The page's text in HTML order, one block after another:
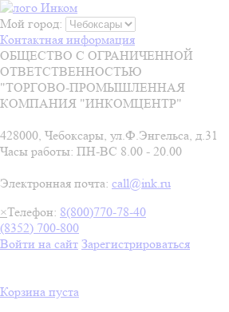
Мой город:
Контактная информация
ОБЩЕСТВО С ОГРАНИЧЕННОЙ
ОТВЕТСТВЕННОСТЬЮ
"ТОРГОВО-ПРОМЫШЛЕННАЯ
КОМПАНИЯ "ИНКОМЦЕНТР"
428000, Чебоксары, ул.Ф.Энгельса, д.31
Часы работы: ПН-ВС 8.00 - 20.00
Электронная почта: call@ink.ru
×Телефон: 8(800)770-78-40
(8352) 700-800
Войти на сайт Зарегистрироваться
Корзина пуста